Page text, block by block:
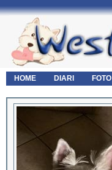
HOME DIARI FOTO